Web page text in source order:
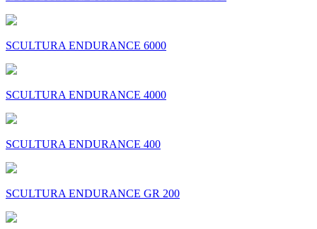
SCULTURA ENDURANCE 6000
SCULTURA ENDURANCE 4000
SCULTURA ENDURANCE 400
SCULTURA ENDURANCE GR 200